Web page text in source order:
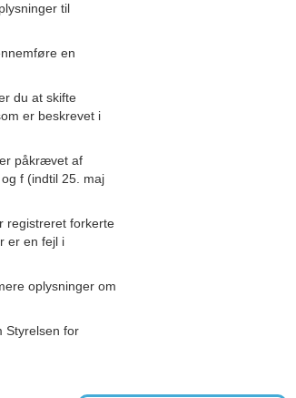
til
en
du at skifte
er beskrevet i
påkrævet af
f (indtil 25. maj
registreret forkerte
er en fejl i
oplysninger om
Styrelsen for